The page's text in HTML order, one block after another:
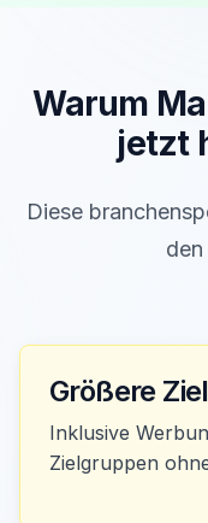
Warum
jetzt
Diese
Größere
Inklusive
Zielgruppen